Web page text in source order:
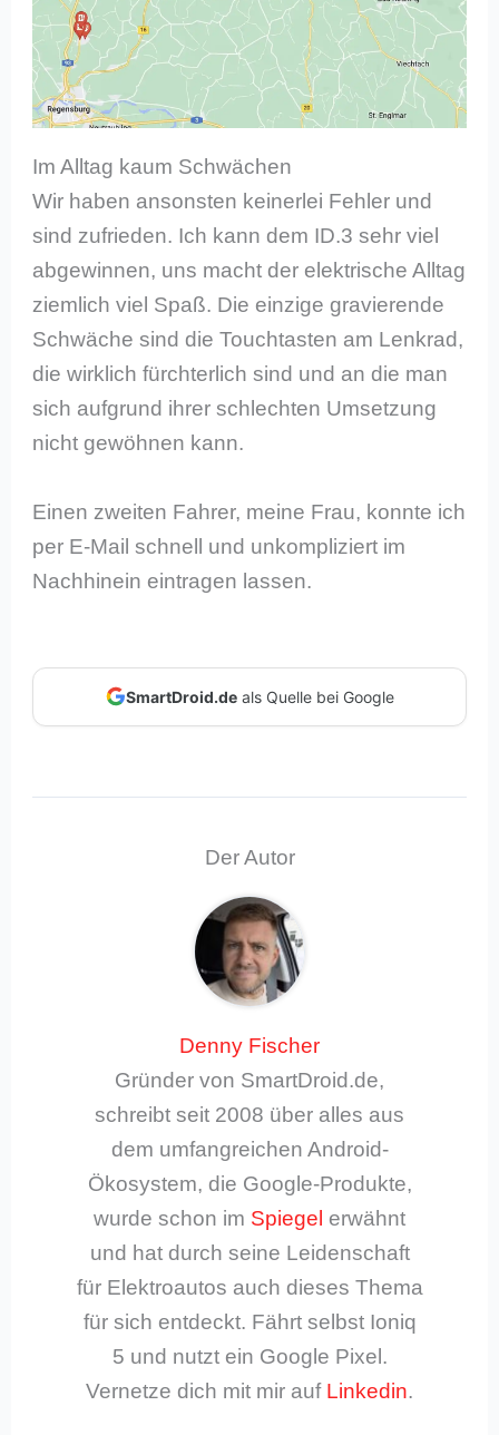
Im Alltag kaum Schwächen
Wir haben ansonsten keinerlei Fehler und
sind zufrieden. Ich kann dem ID.3 sehr viel
abgewinnen, uns macht der elektrische Alltag
ziemlich viel Spaß. Die einzige gravierende
Schwäche sind die Touchtasten am Lenkrad,
die wirklich fürchterlich sind und an die man
sich aufgrund ihrer schlechten Umsetzung
nicht gewöhnen kann.
Einen zweiten Fahrer, meine Frau, konnte ich
per E-Mail schnell und unkompliziert im
Nachhinein eintragen lassen.
SmartDroid.deals Quelle bei Google
Der Autor
Denny Fischer
Gründer von SmartDroid.de,
schreibt seit 2008 über alles aus
dem umfangreichen Android-
Ökosystem, die Google-Produkte,
wurde schon im Spiegel erwähnt
und hat durch seine Leidenschaft
für Elektroautos auch dieses Thema
für sich entdeckt. Fährt selbst Ioniq
5 und nutzt ein Google Pixel.
Vernetze dich mit mir auf Linkedin.